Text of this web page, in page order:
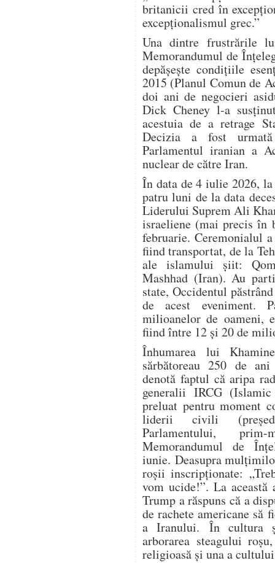
britanicii cred în
excepționalismul grec.”
Una dintre frustrările
Memorandumul de
depășește condițiile
2015 (Planul Comun de
doi ani de negocieri
Dick Cheney l-a
acestuia de a retrage
Decizia a fost
Parlamentul iranian a
nuclear de către Iran.
În data de 4 iulie 2026,
patru luni de la data
Liderului Suprem Ali
israeliene (mai precis în
februarie. Ceremonialul
fiind transportat, de la
ale islamului șiit:
Mashhad (Iran). Au
state, Occidentul
de acest eveniment.
milioanelor de oameni,
fiind între 12 și 20 de
Înhumarea lui
sărbătoreau 250 de
denotă faptul că aripa
generalii IRCG
preluat pentru moment
liderii civili
Parlamentului,
Memorandumul de
iunie. Deasupra
roșii inscripționate:
vom ucide!”. La această
Trump a răspuns că a
de rachete americane să
a Iranului. În cultura
arborarea steagului
religioasă și una a